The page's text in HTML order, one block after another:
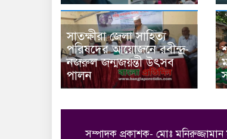
সাতক্ষীরা জেলা সাহিত্য
পরিষদের আয়োজনে রবীন্দ্র-
নজরুল জন্মজয়ন্তী উৎসব
পালন
সম্পাদক প্রকাশক- মোঃ মনিরুজ্জামান